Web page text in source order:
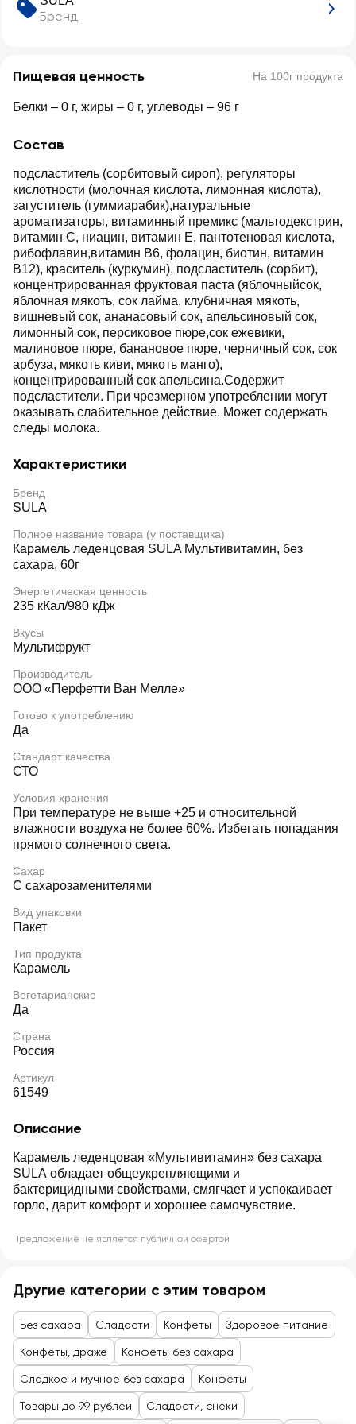
Бренд
Пищевая ценность На 100г продукта
Белки – 0 г, жиры – 0 г, углеводы – 96 г
Состав
подсластитель (сорбитовый сироп), регуляторы
кислотности (молочная кислота, лимонная кислота),
загуститель (гуммиарабик),натуральные
ароматизаторы, витаминный премикс (мальтодекстрин,
витамин С, ниацин, витамин Е, пантотеновая кислота,
рибофлавин,витамин В6, фолацин, биотин, витамин
В12), краситель (куркумин), подсластитель (сорбит),
концентрированная фруктовая паста (яблочныйсок,
яблочная мякоть, сок лайма, клубничная мякоть,
вишневый сок, ананасовый сок, апельсиновый сок,
лимонный сок, персиковое пюре,сок ежевики,
малиновое пюре, банановое пюре, черничный сок, сок
арбуза, мякоть киви, мякоть манго),
концентрированный сок апельсина.Содержит
подсластители. При чрезмерном употреблении могут
оказывать слабительное действие. Может содержать
следы молока.
Характеристики
Бренд
SULA
Полное название товара (у поставщика)
Карамель леденцовая SULA Мультивитамин, без
сахара, 60г
Энергетическая ценность
235 кКал/980 кДж
Вкусы
Мультифрукт
Производитель
ООО «Перфетти Ван Мелле»
Готово к употреблению
Да
Стандарт качества
СТО
Условия хранения
При температуре не выше +25 и относительной
влажности воздуха не более 60%. Избегать попадания
прямого солнечного света.
Сахар
С сахарозаменителями
Вид упаковки
Пакет
Тип продукта
Карамель
Вегетарианские
Да
Страна
Россия
Артикул
61549
Описание
Карамель леденцовая «Мультивитамин» без сахара
SULA обладает общеукрепляющими и
бактерицидными свойствами, смягчает и успокаивает
горло, дарит комфорт и хорошее самочувствие.
Предложение не является публичной офертой
Другие категории с этим товаром
Без сахара Сладости Конфеты Здоровое питание
Конфеты, драже Конфеты без сахара
Сладкое и мучное без сахара Конфеты
Товары до 99 рублей Сладости, снеки